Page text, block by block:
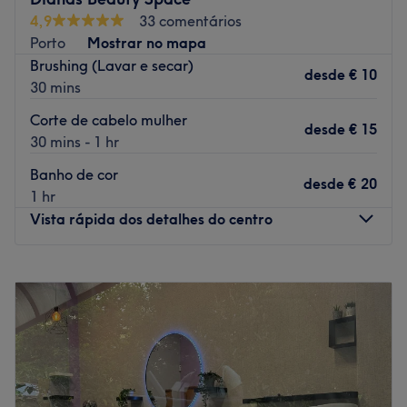
A equipa:
Uma equipa com anos de experiência no sector e em
constante formação, para poder oferece-te os melhores
tratamentos.
O que mais gostamos:
Ambiente: acolhedor e moderno
Especializados em: cabelo
4,9
33 comentários
Porto
Mostrar no mapa
Brushing (Lavar e secar)
30 mins
desde € 10
Corte de cabelo mulher
30 mins - 1 hr
desde € 15
Banho de cor
1 hr
desde € 20
Vista rápida dos detalhes do centro
Terça-feira
–
Quarta-feira
19:30
Quinta-feira
19:30
19:30
Sábado
Domingo
Fechado